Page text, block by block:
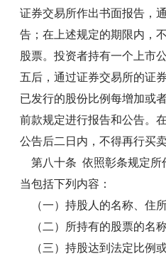
证券交易所作出书面报告，
告；在上述规定的期限内，
股票。投资者持有一个上市
五后，通过证券交易所的证
已发行的股份比例每增加或
前款规定进行报告和公告。
公告后二日内，不得再行买
第八十条 依照彰条规定所
当包括下列内容：
（一）持股人的名称、住所
（二）所持有的股票的名
（三）持股达到法定比例